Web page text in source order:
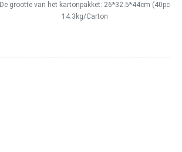
De grootte van het kartonpakket: 26*32.5*44cm (40pcs)
14.3kg/Carton